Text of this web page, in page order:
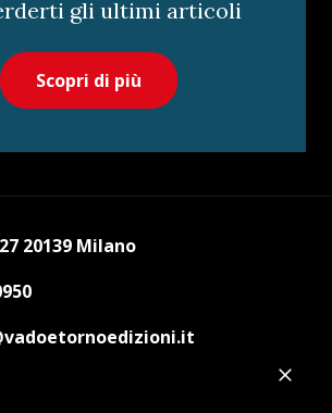
gli ultimi articoli
Scopri di più
20139 Milano